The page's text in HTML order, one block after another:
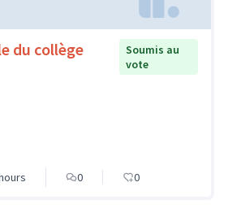
du collège
Soumis au
vote
0 0